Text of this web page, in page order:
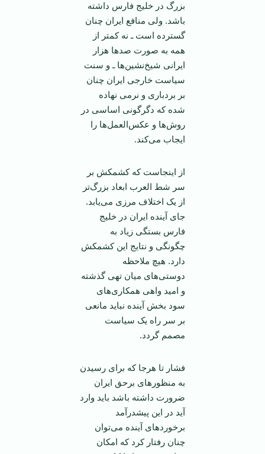
بزرگ در خلیج فارس داشته
باشد. ولی منافع ایران چنان
گسترده است ـ نه کمتر از
همه به صورت صد‌ها هزار
ایرانی شیخ‌نشین‌ها ـ و سنت
سیاست خارجی ایران چنان
بر بردباری و نرمی نهاده
شده که دگرگونی اساسی در
روش‌ها و عکس‌العمل‌ها را
ایجاب می‌کند.
از اینجاست که کشمکش بر
سر شط العرب ابعاد بزرگ‌تر
از یک اختلاف مرزی می‌یابد.
جای آینده ایران در خلیج
فارس بستگی زیاد به
چگونگی و نتایج این کشمکش
دارد. هیچ ملاحظه
دوستی‌های میان تهی گذشته
و امید واهی همکاری‌های
سود بخش آینده نباید مانعی
بر سر راه یک سیاست
مصمم گردد.
فشار تا هرجا که برای رسیدن
به منظورهای برحق ایران
ضرورت داشته باشد باید وارد
آید در این پیشدرآمد
برخوردهای آینده می‌توان
چنان رفتار کرد که امکان